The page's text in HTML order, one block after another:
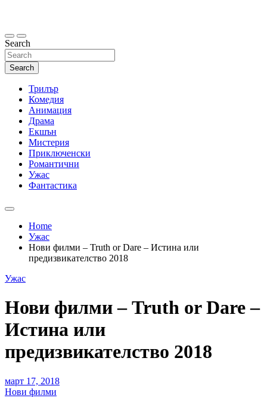
Search
Search
Трилър
Комедия
Анимация
Драма
Екшън
Мистерия
Приключенски
Романтични
Ужас
Фантастика
Home
Ужас
Нови филми – Truth or Dare – Истина или
предизвикателство 2018
Ужас
Нови филми – Truth or Dare –
Истина или
предизвикателство 2018
март 17, 2018
Нови филми